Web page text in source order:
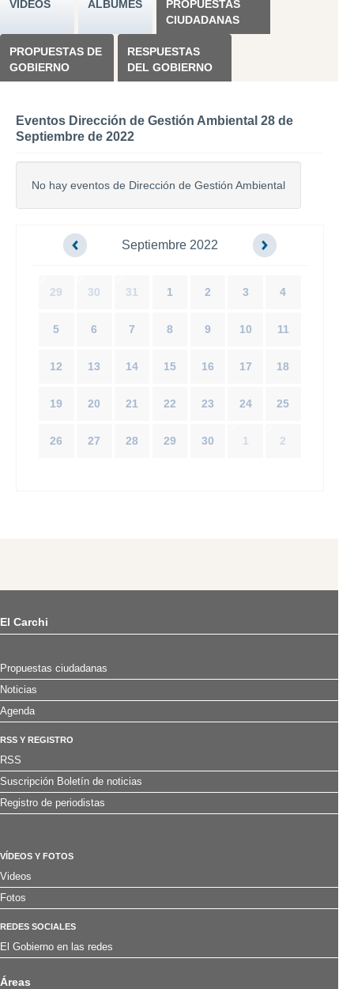
VÍDEOS ÁLBUMES
PROPUESTAS
CIUDADANAS
PROPUESTAS DE
GOBIERNO
RESPUESTAS
DEL GOBIERNO
Eventos Dirección de Gestión Ambiental 28 de
Septiembre de 2022
No hay eventos de Dirección de Gestión Ambiental
Septiembre 2022
29 30 31 1 2 3 4
5 6 7 8 9 10 11
12 13 14 15 16 17 18
19 20 21 22 23 24 25
26 27 28 29 30 1 2
El Carchi
Propuestas ciudadanas
Noticias
Agenda
RSS Y REGISTRO
RSS
Suscripción Boletín de noticias
Registro de periodistas
VÍDEOS Y FOTOS
Videos
Fotos
REDES SOCIALES
El Gobierno en las redes
Áreas